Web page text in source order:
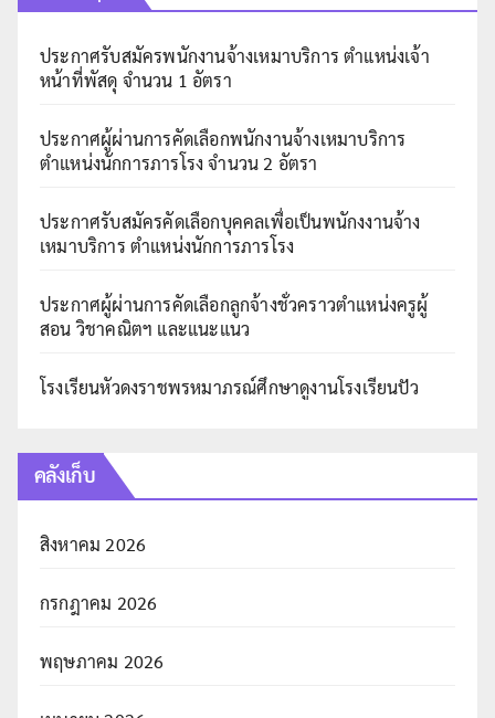
ประกาศรับสมัครพนักงานจ้างเหมาบริการ ตำแหน่งเจ้า
หน้าที่พัสดุ จำนวน 1 อัตรา
ประกาศผู้ผ่านการคัดเลือกพนักงานจ้างเหมาบริการ
ตำแหน่งนักการภารโรง จำนวน 2 อัตรา
ประกาศรับสมัครคัดเลือกบุคคลเพื่อเป็นพนักงงานจ้าง
เหมาบริการ ตำแหน่งนักการภารโรง
ประกาศผู้ผ่านการคัดเลือกลูกจ้างชั่วคราวตำแหน่งครูผู้
สอน วิชาคณิตฯ และแนะแนว
โรงเรียนหัวดงราชพรหมาภรณ์ศึกษาดูงานโรงเรียนปัว
คลังเก็บ
สิงหาคม 2026
กรกฎาคม 2026
พฤษภาคม 2026